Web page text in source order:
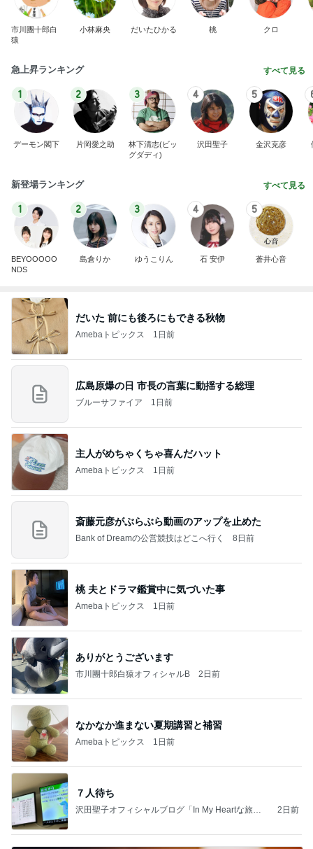
市川團十郎白
猿
小林麻央 だいたひかる 桃 クロ
急上昇ランキング すべて見る
1
デーモン閣下
2
片岡愛之助
3
林下清志(ビッ
グダディ)
4
沢田聖子
5
金沢克彦
新登場ランキング すべて見る
1
BEYOOOOO
NDS
2
島倉りか
3
ゆうこりん
4
石 安伊
5
蒼井心音
だいた 前にも後ろにもできる秋物
Amebaトピックス 1日前
広島原爆の日 市長の言葉に動揺する総理
ブルーサファイア 1日前
主人がめちゃくちゃ喜んだハット
Amebaトピックス 1日前
斎藤元彦がぶらぶら動画のアップを止めた
Bank of Dreamの公営競技はどこへ行く 8日前
桃 夫とドラマ鑑賞中に気づいた事
Amebaトピックス 1日前
ありがとうございます
市川團十郎白猿オフィシャルB 2日前
なかなか進まない夏期講習と補習
Amebaトピックス 1日前
７人待ち
沢田聖子オフィシャルブログ「In My Heartな旅日
2日前